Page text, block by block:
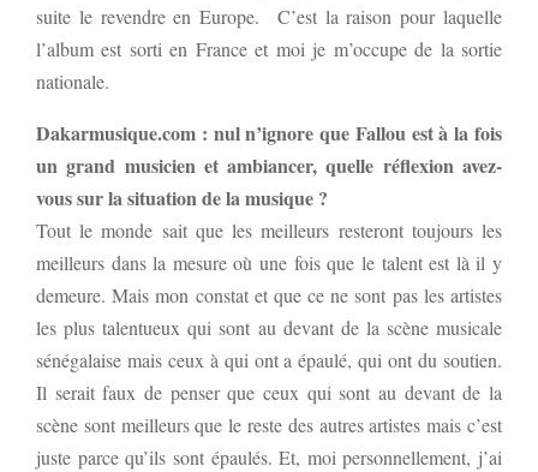
suite le revendre en Europe. C’est la raison pour laquelle
l’album est sorti en France et moi je m’occupe de la sortie
nationale.
Dakarmusique.com : nul n’ignore que Fallou est à la fois
un grand musicien et ambiancer, quelle réflexion avez-
vous sur la situation de la musique ?
Tout le monde sait que les meilleurs resteront toujours les
meilleurs dans la mesure où une fois que le talent est là il y
demeure. Mais mon constat et que ce ne sont pas les artistes
les plus talentueux qui sont au devant de la scène musicale
sénégalaise mais ceux à qui ont a épaulé, qui ont du soutien.
Il serait faux de penser que ceux qui sont au devant de la
scène sont meilleurs que le reste des autres artistes mais c’est
juste parce qu’ils sont épaulés. Et, moi personnellement, j’ai